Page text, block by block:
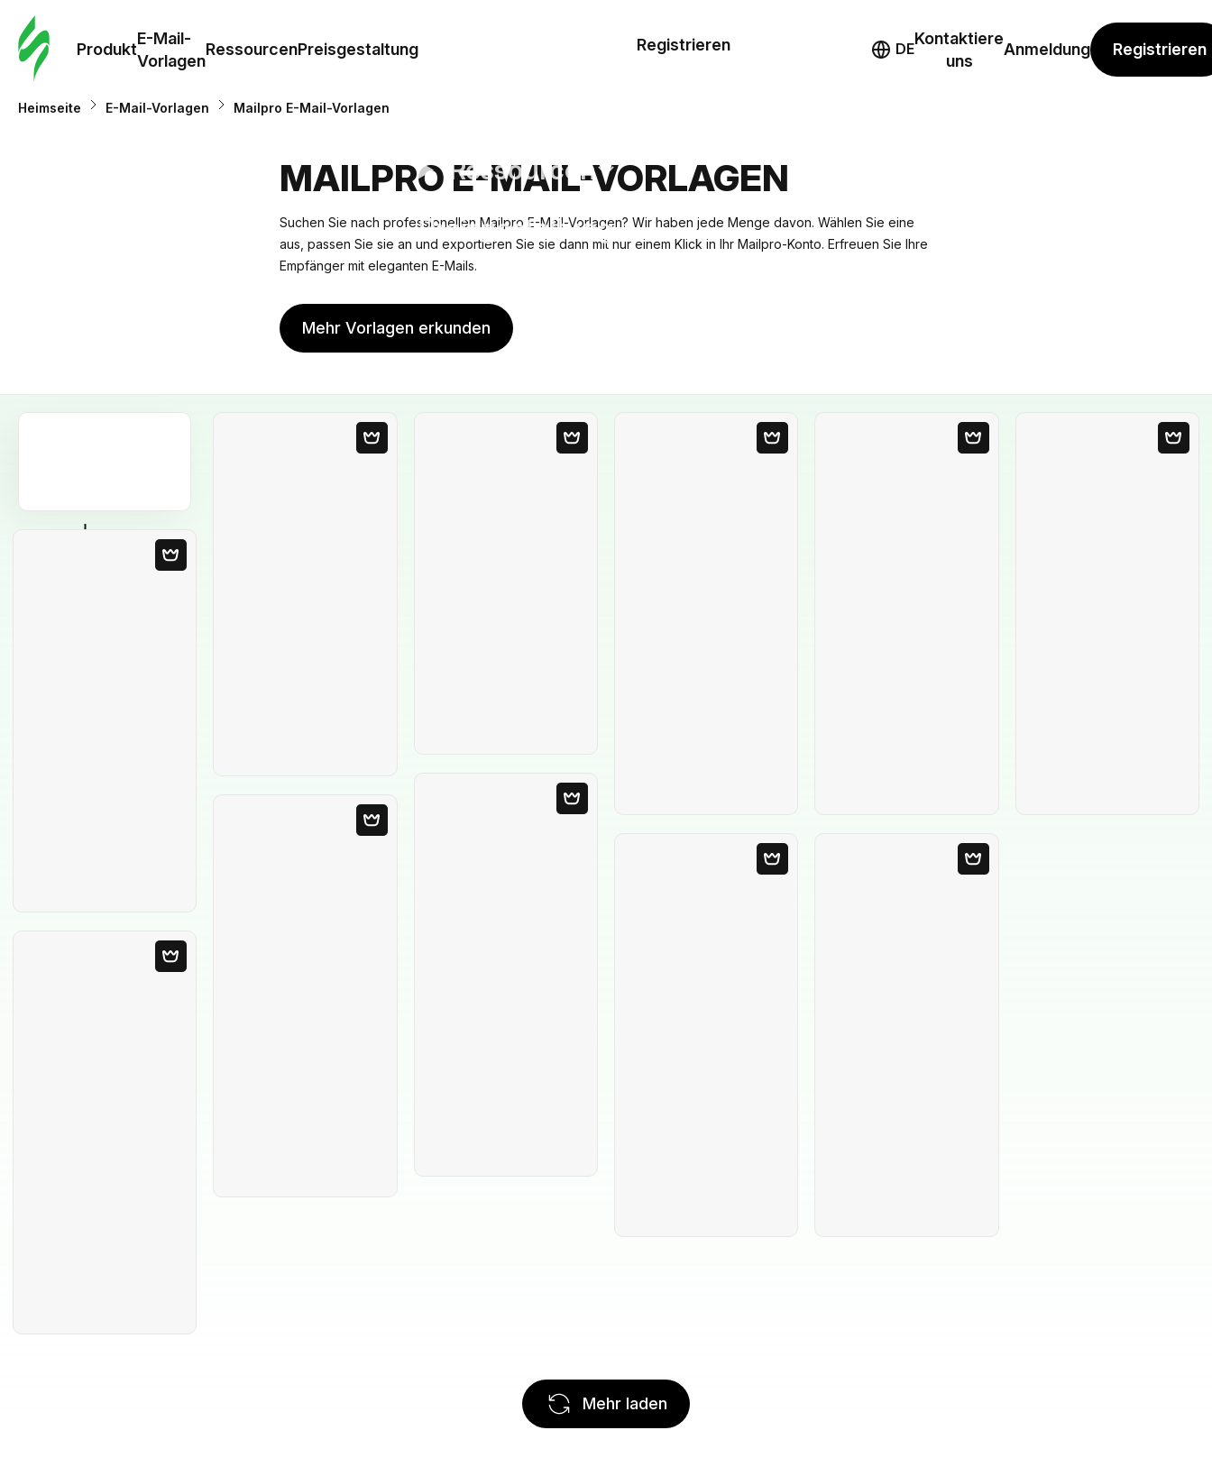
Produkt
E-Mail-
Vorlagen
RessourcenPreisgestaltung
Ressourcen
Preisgestaltung
Registrieren DE
Kontaktiere
uns
Anmeldung Registrieren
Heimseite E-Mail-Vorlagen Mailpro E-Mail-Vorlagen
MAILPRO E-MAIL-VORLAGEN
Suchen Sie nach professionellen Mailpro E-Mail-Vorlagen? Wir haben jede Menge davon. Wählen Sie eine
aus, passen Sie sie an und exportieren Sie sie dann mit nur einem Klick in Ihr Mailpro-Konto. Erfreuen Sie Ihre
Empfänger mit eleganten E-Mails.
Mehr Vorlagen erkunden
Mehr laden